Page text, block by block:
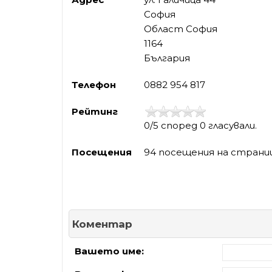
София
Област София
1164
България
Телефон 0882 954 817
Рейтинг
0/5 според 0 гласували.
Посещения 94 посещения на
Коментар
Вашето име: